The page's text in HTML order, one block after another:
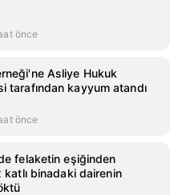
önce
Asliye Hukuk
tarafından kayyum atandı
önce
felaketin eşiğinden
katlı binadaki dairenin